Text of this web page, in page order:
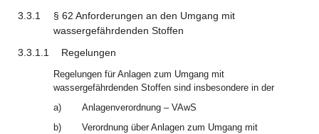
3.3.1
§ 62 Anforderungen an den Umgang mit
wassergefährdenden Stoffen
3.3.1.1
Regelungen
Regelungen für Anlagen zum Umgang mit
wassergefährdenden Stoffen sind insbesondere in der
a)
Anlagenverordnung – VAwS
b)
Verordnung über Anlagen zum Umgang mit